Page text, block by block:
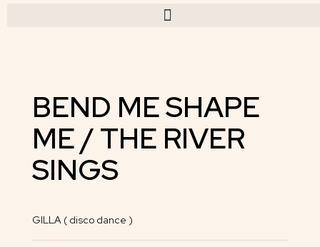
BEND ME SHAPE
ME / THE RIVER
SINGS
GILLA ( disco dance )